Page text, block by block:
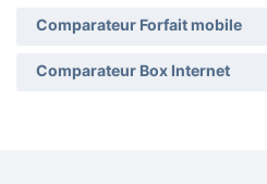
Comparateur Forfait mobile
Comparateur Box Internet